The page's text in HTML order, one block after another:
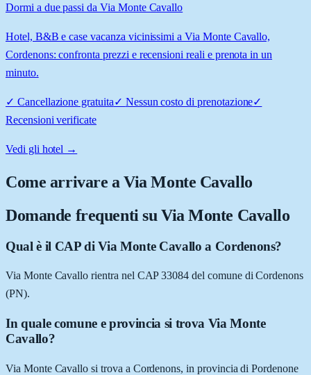
Dormi a due passi da Via Monte Cavallo
Hotel, B&B e case vacanza vicinissimi a Via Monte Cavallo,
Cordenons: confronta prezzi e recensioni reali e prenota in un
minuto.
✓ Cancellazione gratuita✓ Nessun costo di prenotazione✓
Recensioni verificate
Vedi gli hotel →
Come arrivare aVia Monte Cavallo
Domande frequenti su Via Monte Cavallo
Qual è il CAP di Via Monte Cavallo a Cordenons?
Via Monte Cavallo rientra nel CAP 33084 del comune di Cordenons
(PN).
In quale comune e provincia si trova Via Monte
Cavallo?
Via Monte Cavallo si trova a Cordenons, in provincia di Pordenone